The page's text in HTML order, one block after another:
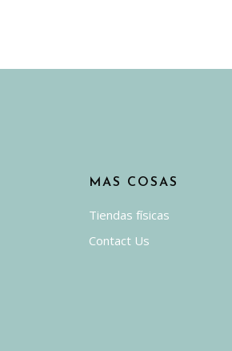
MAS COSAS
Tiendas físicas
Contact Us